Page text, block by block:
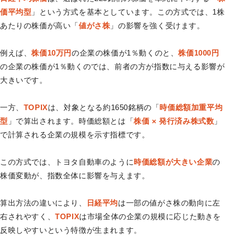
価平均型 」という方式を基本としています。この方式では、1株
あたりの株価が高い「値がさ株」の影響を強く受けます。
例えば、株価10万円の企業の株価が1％動くのと、株価1000円
の企業の株価が1％動くのでは、前者の方が指数に与える影響が
大きいです。
一方、 TOPIXは、対象となる約1650銘柄の「時価総額加重平均
型 」で算出されます。時価総額とは「株価 × 発行済み株式数 」
で計算される企業の規模を示す指標です。
この方式では、トヨタ自動車のように時価総額が大きい企業の
株価変動が、指数全体に影響を与えます。
算出方法の違いにより、 日経平均は一部の値がさ株の動向に左
右されやすく、TOPIXは市場全体の企業の規模に応じた動きを
反映しやすいという特徴が生まれます。